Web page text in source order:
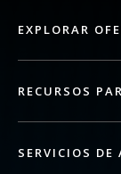
EXPLORAR
RECURSOS
SERVICIOS DE